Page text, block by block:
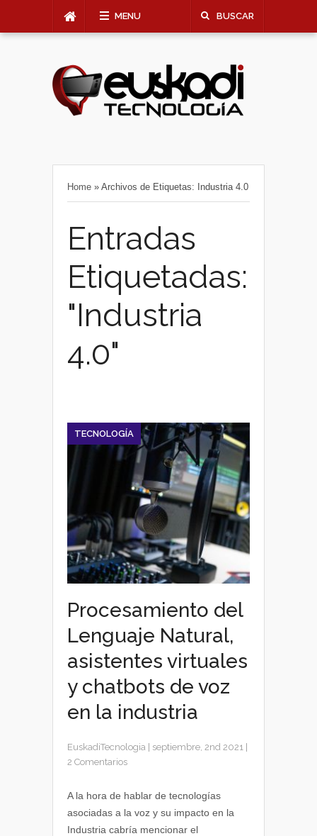
MENU BUSCAR
Home » Archivos de Etiquetas: Industria 4.0
Entradas
Etiquetadas:
"Industria
4.0"
TECNOLOGÍA
Procesamiento del
Lenguaje Natural,
asistentes virtuales
y chatbots de voz
en la industria
EuskadiTecnologia septiembre, 2nd 2021
2 Comentarios
A la hora de hablar de tecnologías
asociadas a la voz y su impacto en la
Industria cabría mencionar el